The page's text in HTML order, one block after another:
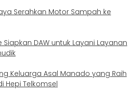
Serahkan Motor Sampah ke
DAW untuk Layani Layanan
Keluarga Asal Manado yang Raih
Hepi Telkomsel